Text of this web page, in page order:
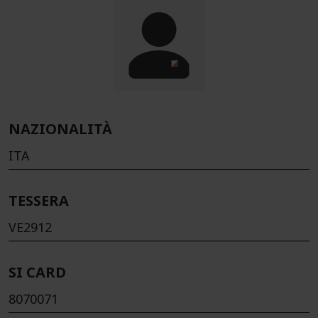
NAZIONALITÀ
ITA
TESSERA
VE2912
SI CARD
8070071